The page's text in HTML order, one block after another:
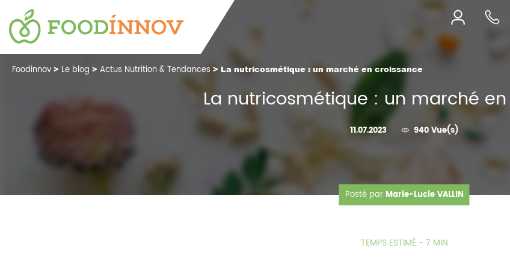
Foodinnov > Le blog > Actus Nutrition & Tendances > La nutricosmétique : un marché en croissance
La nutricosmétique : un marché
11.07.2023 940 Vue(s)
Posté par Marie-Lucie VALLIN
TEMPS ESTIMÉ - 7 MIN